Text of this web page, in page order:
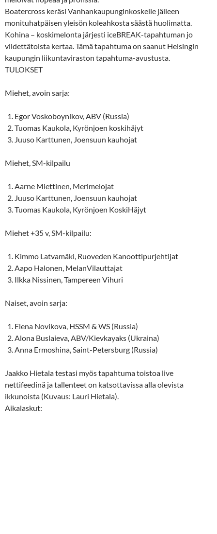
Boatercross keräsi Vanhankaupunginkoskelle jälleen
monituhatpäisen yleisön koleahkosta säästä huolimatta.
Kohina – koskimelonta järjesti iceBREAK-tapahtuman jo
viidettätoista kertaa. Tämä tapahtuma on saanut Helsingin
kaupungin liikuntaviraston tapahtuma-avustusta.
TULOKSET
Miehet, avoin sarja:
Egor Voskoboynikov, ABV (Russia)
Tuomas Kaukola, Kyrönjoen koskihäjyt
Juuso Karttunen, Joensuun kauhojat
Miehet, SM-kilpailu
Aarne Miettinen, Merimelojat
Juuso Karttunen, Joensuun kauhojat
Tuomas Kaukola, Kyrönjoen KoskiHäjyt
Miehet +35 v, SM-kilpailu:
Kimmo Latvamäki, Ruoveden Kanoottipurjehtijat
Aapo Halonen, MelanVilauttajat
Ilkka Nissinen, Tampereen Vihuri
Naiset, avoin sarja:
Elena Novikova, HSSM & WS (Russia)
Alona Buslaieva, ABV/Kievkayaks (Ukraina)
Anna Ermoshina, Saint-Petersburg (Russia)
Jaakko Hietala testasi myös tapahtuma toistoa live
nettifeedinä ja tallenteet on katsottavissa alla olevista
ikkunoista (Kuvaus: Lauri Hietala).
Aikalaskut: